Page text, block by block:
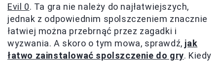
Evil 0. Ta gra nie należy do najłatwiejszych,
jednak z odpowiednim spolszczeniem znacznie
łatwiej można przebrnąć przez zagadki i
wyzwania. A skoro o tym mowa, sprawdź, jak
łatwo zainstalować spolszczenie do gry. Kiedy